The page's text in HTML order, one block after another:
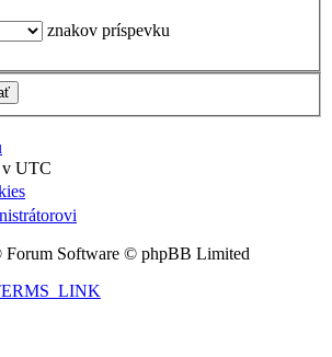
znakov príspevku
v UTC
Software © phpBB Limited